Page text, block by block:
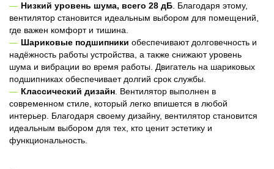
Низкий уровень шума, всего 28 дБ . Благодаря этому,
вентилятор становится идеальным выбором для помещений,
где важен комфорт и тишина.
Шариковые подшипники обеспечивают долговечность и
надёжность работы устройства, а также снижают уровень
шума и вибрации во время работы. Двигатель на шариковых
подшипниках обеспечивает долгий срок службы.
Классический дизайн . Вентилятор выполнен в
современном стиле, который легко впишется в любой
интерьер. Благодаря своему дизайну, вентилятор становится
идеальным выбором для тех, кто ценит эстетику и
функциональность.